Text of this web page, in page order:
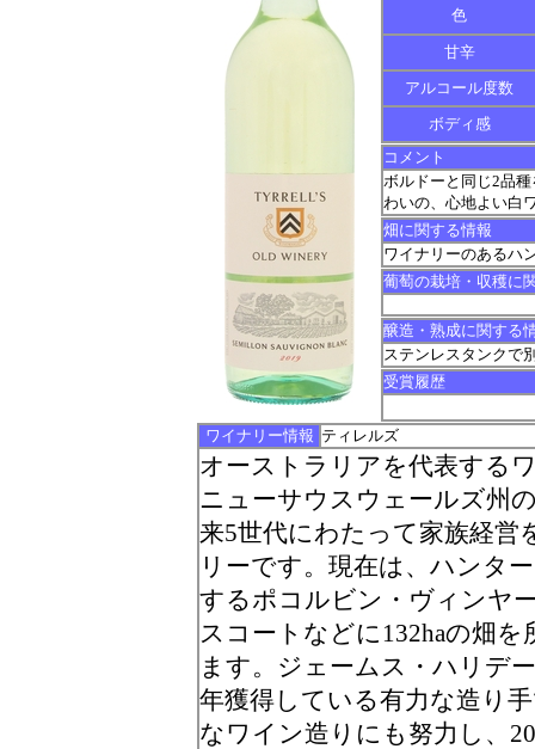
色
甘辛
アルコール度数
ボディ感
コメント
ボルドーと同じ2品
わいの、心地よい白
畑に関する情報
ワイナリーのあるハ
葡萄の栽培・収穫に
醸造・熟成に関する
ステンレスタンクで
受賞履歴
ワイナリー情報 ティレルズ
オーストラリアを代表する
ニューサウスウェールズ州
来5世代にわたって家族経営
リーです。現在は、ハンタ
するポコルビン・ヴィンヤ
スコートなどに132haの畑
ます。ジェームス・ハリデ
年獲得している有力な造り
なワイン造りにも努力し、